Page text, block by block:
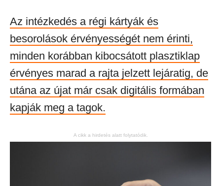
Az intézkedés a régi kártyák és
besorolások érvényességét nem érinti,
minden korábban kibocsátott plasztiklap
érvényes marad a rajta jelzett lejáratig, de
utána az újat már csak digitális formában
kapják meg a tagok.
A cikk a hirdetés alatt folytatódik.